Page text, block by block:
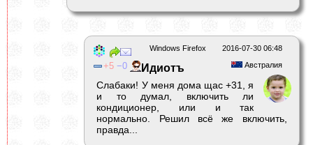
2016-07-30 06:48
Windows Firefox
Австралия
5 0 Идиотъ
Слабаки! У меня дома щас +31, я
и то думал, включить ли
кондиционер, или и так
нормально. Решил всё же включить,
правда...